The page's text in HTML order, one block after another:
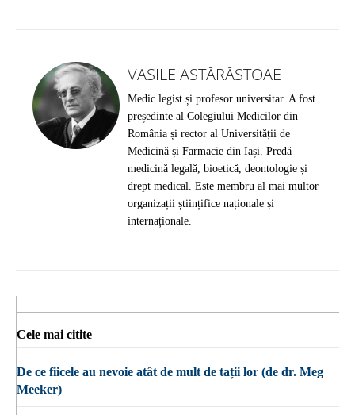
VASILE ASTĂRĂSTOAE
Medic legist și profesor universitar. A fost
președinte al Colegiului Medicilor din
România și rector al Universității de
Medicină și Farmacie din Iași. Predă
medicină legală, bioetică, deontologie și
drept medical. Este membru al mai multor
organizații științifice naționale și
internaționale.
Cele mai citite
De ce fiicele au nevoie atât de mult de tații lor (de dr. Meg
Meeker)